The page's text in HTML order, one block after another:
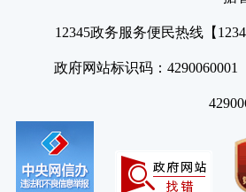
12345政务服务便民热线【
政府网站标识码：